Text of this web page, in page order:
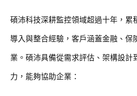
碩沛科技深耕監控領域超過十年，累
導入與整合經驗，客戶涵蓋金融、保
業。碩沛具備從需求評估、架構設計
力，能夠協助企業：